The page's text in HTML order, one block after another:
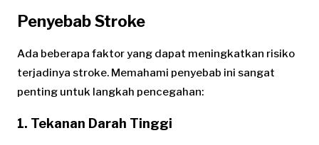
Penyebab Stroke
Ada beberapa faktor yang dapat meningkatkan risiko
terjadinya stroke. Memahami penyebab ini sangat
penting untuk langkah pencegahan:
1. Tekanan Darah Tinggi